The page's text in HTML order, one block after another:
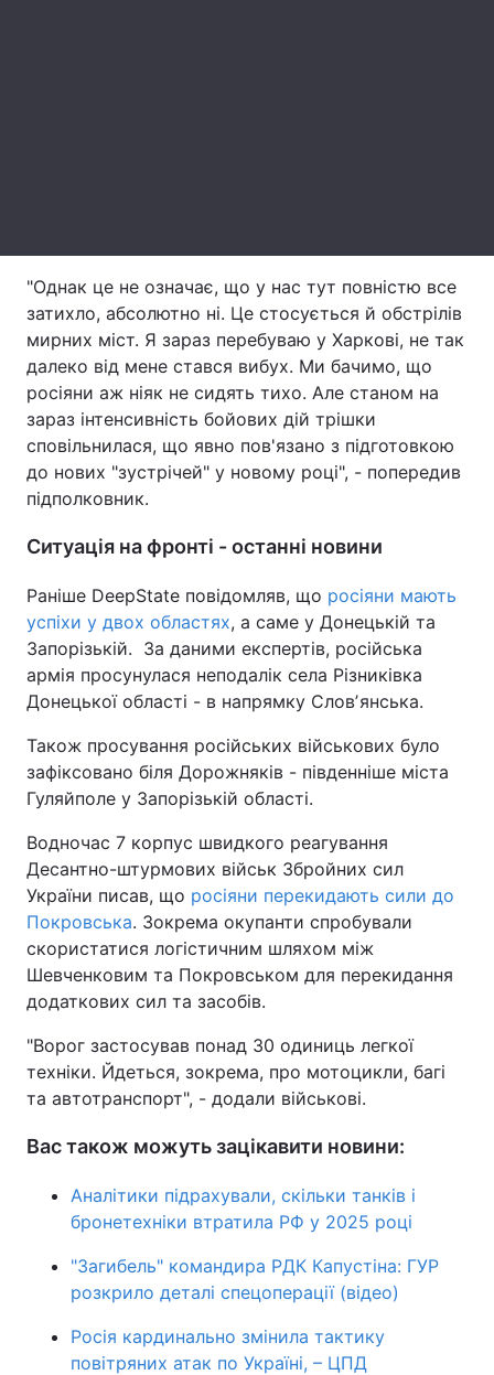
Тема оформлення
"Однак це не означає, що у нас тут повністю все
затихло, абсолютно ні. Це стосується й обстрілів
мирних міст. Я зараз перебуваю у Харкові, не так
далеко від мене стався вибух. Ми бачимо, що
росіяни аж ніяк не сидять тихо. Але станом на
зараз інтенсивність бойових дій трішки
сповільнилася, що явно пов'язано з підготовкою
до нових "зустрічей" у новому році", - попередив
підполковник.
Ситуація на фронті - останні новини
Раніше DeepState повідомляв, що росіяни мають
успіхи у двох областях, а саме у Донецькій та
Запорізькій. За даними експертів, російська
армія просунулася неподалік села Різниківка
Донецької області - в напрямку Словʼянська.
Також просування російських військових було
зафіксовано біля Дорожняків - південніше міста
Гуляйполе у Запорізькій області.
Водночас 7 корпус швидкого реагування
Десантно-штурмових військ Збройних сил
України писав, що росіяни перекидають сили до
Покровська. Зокрема окупанти спробували
скористатися логістичним шляхом між
Шевченковим та Покровськом для перекидання
додаткових сил та засобів.
"Ворог застосував понад 30 одиниць легкої
техніки. Йдеться, зокрема, про мотоцикли, багі
та автотранспорт", - додали військові.
Вас також можуть зацікавити новини:
Аналітики підрахували, скільки танків і
бронетехніки втратила РФ у 2025 році
"Загибель" командира РДК Капустіна: ГУР
розкрило деталі спецоперації (відео)
Росія кардинально змінила тактику
повітряних атак по Україні, – ЦПД